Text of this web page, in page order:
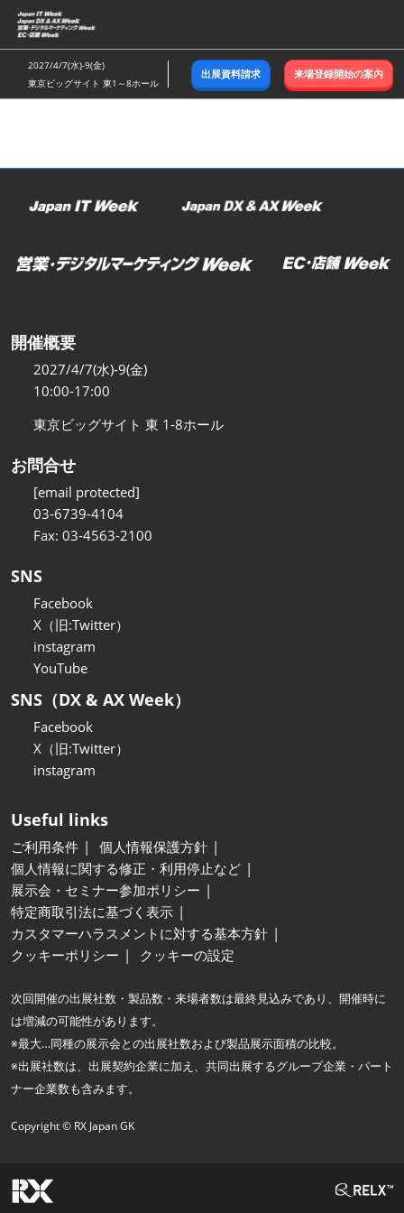
ス
キ
ッ
し
む
2027/4/7(水)-9(金)
東京ビッグサイト 東1～8ホール
出展資料請求 来場登録開始の案内
開催概要
2027/4/7(水)-9(金)
10:00-17:00
東京ビッグサイト 東 1-8ホール
お問合せ
[email protected]
03-6739-4104
Fax: 03-4563-2100
SNS
Facebook
X（旧:Twitter）
instagram
YouTube
SNS（DX & AX Week）
Facebook
X（旧:Twitter）
instagram
Useful links
ご利用条件
個人情報保護方針
個人情報に関する修正・利用停止など
展示会・セミナー参加ポリシー
特定商取引法に基づく表示
カスタマーハラスメントに対する基本方針
クッキーポリシー
クッキーの設定
次回開催の出展社数・製品数・来場者数は最終見込みであり、開催時に
は増減の可能性があります。
※最大…同種の展示会との出展社数および製品展示面積の比較。
※出展社数は、出展契約企業に加え、共同出展するグループ企業・パート
ナー企業数も含みます。
Copyright © RX Japan GK